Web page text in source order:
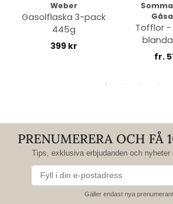
Weber
Gasolflaska 3-pack
445g
399 kr
Tofflor -
fr.
PRENUMERERA OCH FÅ
Tips, exklusiva erbjudanden och nyheter
Gäller endast nya